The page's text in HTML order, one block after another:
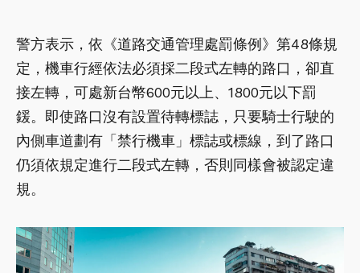
警方表示，依《道路交通管理處罰條例》第48條規
定，機車行經依法必須採二段式左轉的路口，卻直
接左轉，可處新台幣600元以上、1800元以下罰
鍰。即使路口沒有設置待轉標誌，只要騎士行駛的
內側車道劃有「禁行機車」標誌或標線，到了路口
仍須依規定進行二段式左轉，否則同樣會被認定違
規。